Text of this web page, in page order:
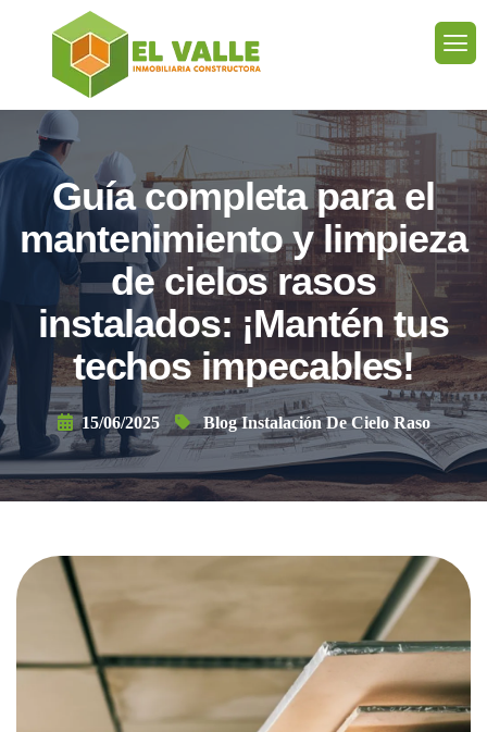
Guía completa para el
mantenimiento y limpieza
de cielos rasos
instalados: ¡Mantén tus
techos impecables!
15/06/2025 Blog Instalación De Cielo Raso